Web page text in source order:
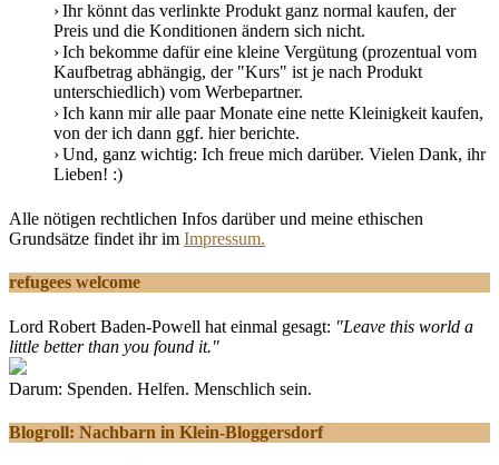
Ihr könnt das verlinkte Produkt ganz normal kaufen, der
Preis und die Konditionen ändern sich nicht.
Ich bekomme dafür eine kleine Vergütung (prozentual vom
Kaufbetrag abhängig, der "Kurs" ist je nach Produkt
unterschiedlich) vom Werbepartner.
Ich kann mir alle paar Monate eine nette Kleinigkeit kaufen,
von der ich dann ggf. hier berichte.
Und, ganz wichtig: Ich freue mich darüber. Vielen Dank, ihr
Lieben! :)
Alle nötigen rechtlichen Infos darüber und meine ethischen
Grundsätze findet ihr im Impressum.
refugees welcome
Lord Robert Baden-Powell hat einmal gesagt: "Leave this world a
little better than you found it."
Darum: Spenden. Helfen. Menschlich sein.
Blogroll: Nachbarn in Klein-Bloggersdorf